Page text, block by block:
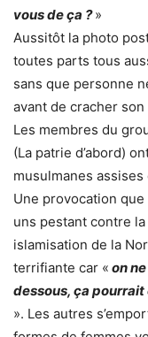
vous de ça ? »
Aussitôt la photo
toutes parts tous
sans que personne
avant de cracher son
Les membres du
(La patrie d’abord)
musulmanes
Une provocation
uns pestant contre la
islamisation de la
terrifiante car « on
dessous, ça
». Les autres